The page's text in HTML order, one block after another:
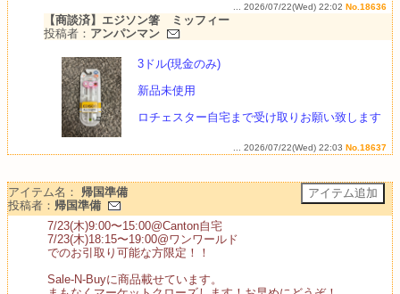
... 2026/07/22(Wed) 22:02 No.18636
【商談済】エジソン箸 ミッフィー
投稿者： アンパンマン
3ドル(現金のみ)
新品未使用
ロチェスター自宅まで受け取りお願い致します
... 2026/07/22(Wed) 22:03 No.18637
アイテム名： 帰国準備
投稿者： 帰国準備
7/23(木)9:00〜15:00@Canton自宅
7/23(木)18:15〜19:00@ワンワールド
でのお引取り可能な方限定！！
Sale-N-Buyに商品載せています。